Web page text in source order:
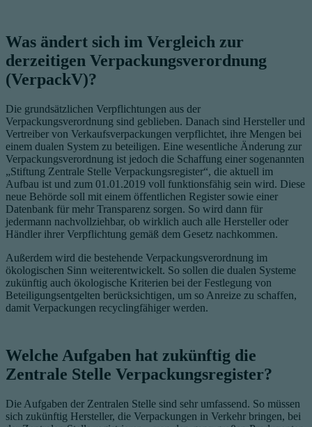
Was ändert sich im Vergleich zur
derzeitigen Verpackungsverordnung
(VerpackV)?
Die grundsätzlichen Verpflichtungen aus der
Verpackungsverordnung sind geblieben. Danach sind Hersteller und
Vertreiber von Verkaufsverpackungen verpflichtet, ihre Mengen bei
einem dualen System zu beteiligen. Eine wesentliche Änderung zur
Verpackungsverordnung ist jedoch die Schaffung einer sogenannten
„Stiftung Zentrale Stelle Verpackungsregister“, die aktuell im
Aufbau ist und zum 01.01.2019 voll funktionsfähig sein wird. Diese
neue Behörde soll mit einem öffentlichen Register sowie einer
Datenbank für mehr Transparenz sorgen. So wird dann für
jedermann nachvollziehbar, ob wirklich auch alle Hersteller oder
Händler ihrer Verpflichtung gemäß dem Gesetz nachkommen.
Außerdem wird die bestehende Verpackungsverordnung im
ökologischen Sinn weiterentwickelt. So sollen die dualen Systeme
zukünftig auch ökologische Kriterien bei der Festlegung von
Beteiligungsentgelten berücksichtigen, um so Anreize zu schaffen,
damit Verpackungen recyclingfähiger werden.
Welche Aufgaben hat zukünftig die
Zentrale Stelle Verpackungsregister?
Die Aufgaben der Zentralen Stelle sind sehr umfassend. So müssen
sich zukünftig Hersteller, die Verpackungen in Verkehr bringen, bei